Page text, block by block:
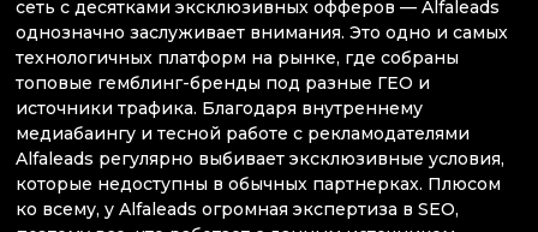
сеть с десятками эксклюзивных офферов — Alfaleads
однозначно заслуживает внимания. Это одно и самых
технологичных платформ на рынке, где собраны
топовые гемблинг-бренды под разные ГЕО и
источники трафика. Благодаря внутреннему
медиабаингу и тесной работе с рекламодателями
Alfaleads регулярно выбивает эксклюзивные условия,
которые недоступны в обычных партнерках. Плюсом
ко всему, у Alfaleads огромная экспертиза в SEO,